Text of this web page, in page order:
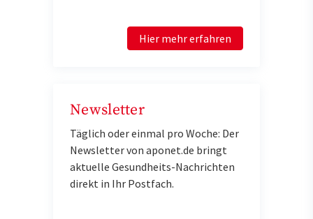
Hier mehr erfahren
Newsletter
Täglich oder einmal pro Woche: Der
Newsletter von aponet.de bringt
aktuelle Gesundheits-Nachrichten
direkt in Ihr Postfach.